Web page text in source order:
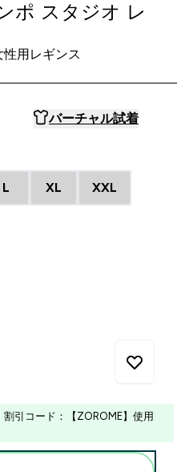
ポ スタジオ レ
用レギンス
バーチャル試着
L XL XXL
引コード：【ZOROME】使用